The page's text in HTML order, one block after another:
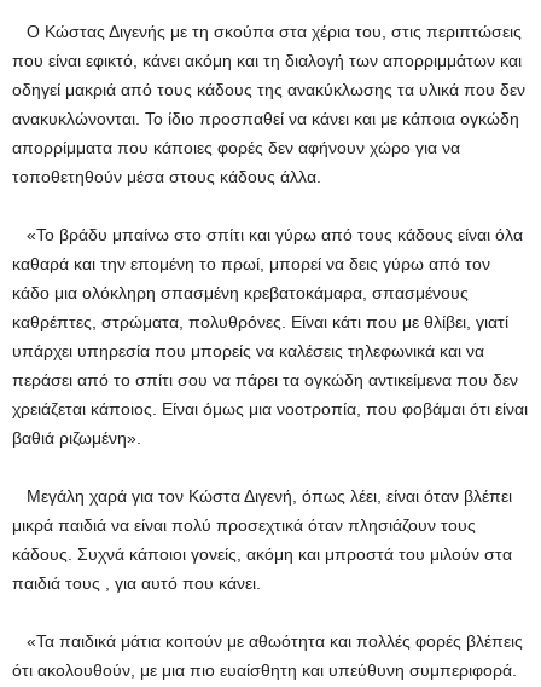
Ο Κώστας Διγενής με τη σκούπα στα χέρια του, στις περιπτώσεις
που είναι εφικτό, κάνει ακόμη και τη διαλογή των απορριμμάτων και
οδηγεί μακριά από τους κάδους της ανακύκλωσης τα υλικά που δεν
ανακυκλώνονται. Το ίδιο προσπαθεί να κάνει και με κάποια ογκώδη
απορρίμματα που κάποιες φορές δεν αφήνουν χώρο για να
τοποθετηθούν μέσα στους κάδους άλλα.
«Το βράδυ μπαίνω στο σπίτι και γύρω από τους κάδους είναι όλα
καθαρά και την επομένη το πρωί, μπορεί να δεις γύρω από τον
κάδο μια ολόκληρη σπασμένη κρεβατοκάμαρα, σπασμένους
καθρέπτες, στρώματα, πολυθρόνες. Είναι κάτι που με θλίβει, γιατί
υπάρχει υπηρεσία που μπορείς να καλέσεις τηλεφωνικά και να
περάσει από το σπίτι σου να πάρει τα ογκώδη αντικείμενα που δεν
χρειάζεται κάποιος. Είναι όμως μια νοοτροπία, που φοβάμαι ότι είναι
βαθιά ριζωμένη».
Μεγάλη χαρά για τον Κώστα Διγενή, όπως λέει, είναι όταν βλέπει
μικρά παιδιά να είναι πολύ προσεχτικά όταν πλησιάζουν τους
κάδους. Συχνά κάποιοι γονείς, ακόμη και μπροστά του μιλούν στα
παιδιά τους , για αυτό που κάνει.
«Τα παιδικά μάτια κοιτούν με αθωότητα και πολλές φορές βλέπεις
ότι ακολουθούν, με μια πιο ευαίσθητη και υπεύθυνη συμπεριφορά.